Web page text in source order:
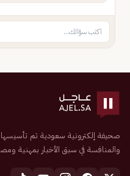
والمنافسة في سبق الأخبار بمهنية